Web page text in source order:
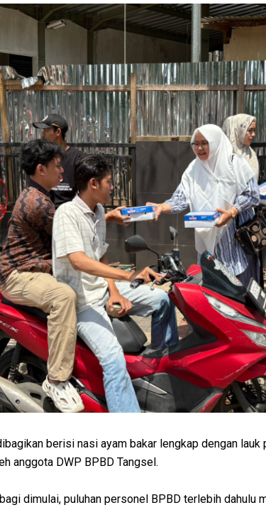
berisi nasi ayam bakar lengkap dengan lauk
anggota DWP BPBD Tangsel.
dimulai, puluhan personel BPBD terlebih dahulu